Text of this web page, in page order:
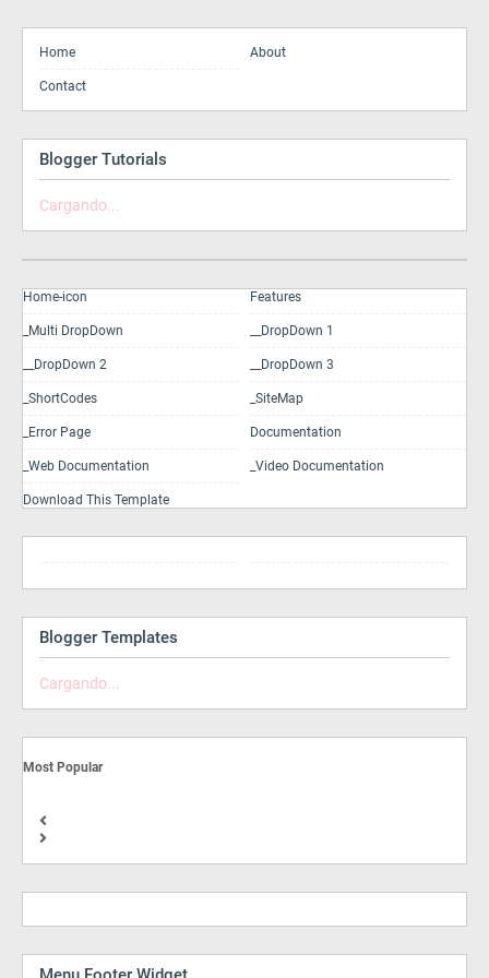
Home About
Contact
Blogger Tutorials
Cargando...
Home-icon Features
_Multi DropDown __DropDown 1
__DropDown 2 __DropDown 3
_ShortCodes _SiteMap
_Error Page Documentation
_Web Documentation _Video Documentation
Download This Template
Blogger Templates
Cargando...
Most Popular